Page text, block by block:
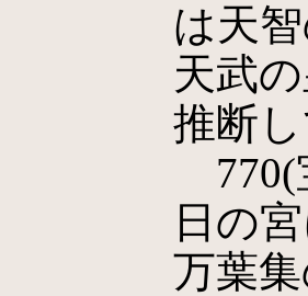
は天
天武
推断し
770(
日の
万葉